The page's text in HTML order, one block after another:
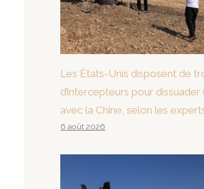
Les États-Unis disposent de
d’intercepteurs pour dissuader
avec la Chine, selon les
6 août 2026